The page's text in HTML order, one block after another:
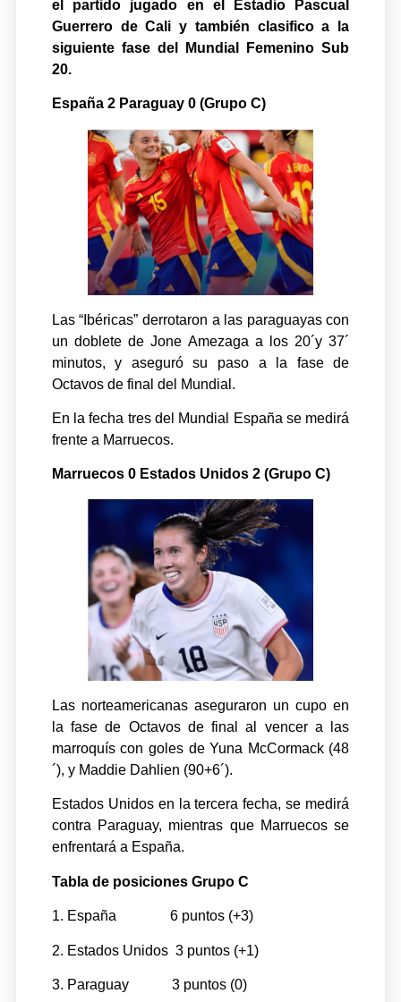
el partido jugado en el Estadio Pascual
Guerrero de Cali y también clasifico a la
siguiente fase del Mundial Femenino Sub
20.
España 2 Paraguay 0 (Grupo C)
Las “Ibéricas” derrotaron a las paraguayas con
un doblete de Jone Amezaga a los 20´y 37´
minutos, y aseguró su paso a la fase de
Octavos de final del Mundial.
En la fecha tres del Mundial España se medirá
frente a Marruecos.
Marruecos 0 Estados Unidos 2 (Grupo C)
Las norteamericanas aseguraron un cupo en
la fase de Octavos de final al vencer a las
marroquís con goles de Yuna McCormack (48
´), y Maddie Dahlien (90+6´).
Estados Unidos en la tercera fecha, se medirá
contra Paraguay, mientras que Marruecos se
enfrentará a España.
Tabla de posiciones Grupo C
1. España 6 puntos (+3)
2. Estados Unidos 3 puntos (+1)
3. Paraguay 3 puntos (0)